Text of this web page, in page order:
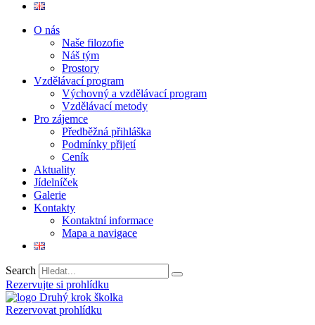
O nás
Naše filozofie
Náš tým
Prostory
Vzdělávací program
Výchovný a vzdělávací program
Vzdělávací metody
Pro zájemce
Předběžná přihláška
Podmínky přijetí
Ceník
Aktuality
Jídelníček
Galerie
Kontakty
Kontaktní informace
Mapa a navigace
Search
Rezervujte si prohlídku
Rezervovat prohlídku